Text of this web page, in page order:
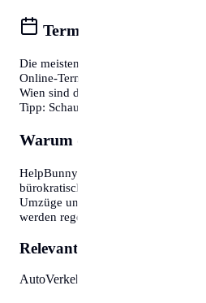
Termine online buchen
Die meisten Bürgerservice-Stellen
Online-Terminvereinbarung an. In
Wien sind diese oft Wochen im
Tipp: Schauen Sie morgens gegen
Warum diese
HelpBunny.com hat es sich zur
bürokratische Hürden abzubauen.
Umzüge und Behördengänge sein
werden regelmäßig aktualisiert.
Relevante Themen:
AutoVerkehr